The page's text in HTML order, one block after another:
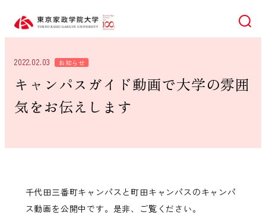
検索
2022.02.03 お知らせ
キャンパスガイド動画で大学の雰囲
気をお伝えします
千代田三番町キャンパスと町田キャンパスのキャンパ
ス動画を公開中です。是非、ご覧ください。